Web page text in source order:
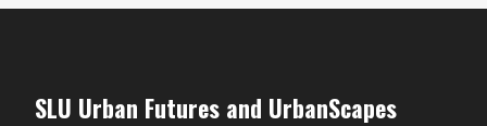
SLU Urban Futures and UrbanScapes